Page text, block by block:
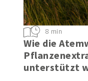
Wie die
unterstützt
8 min